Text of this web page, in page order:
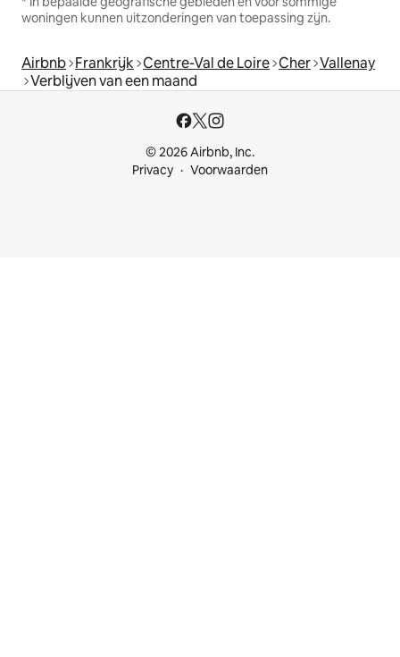
woningen kunnen uitzonderingen van toepassing zijn.
Airbnb Frankrijk Centre-Val de Loire Cher Vallenay
Verblijven van een maand
© 2026 Airbnb, Inc.
Privacy
Voorwaarden